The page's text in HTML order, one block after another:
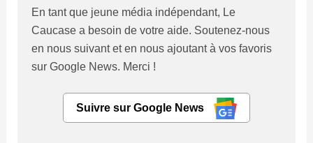
En tant que jeune média indépendant, Le
Caucase a besoin de votre aide. Soutenez-nous
en nous suivant et en nous ajoutant à vos favoris
sur Google News. Merci !
Suivre sur Google News